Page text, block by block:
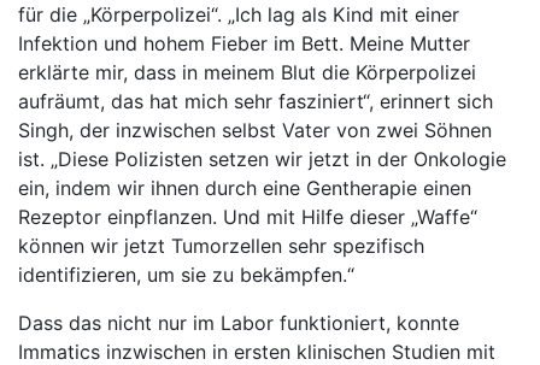
für die „Körperpolizei“. „Ich lag als Kind mit einer
Infektion und hohem Fieber im Bett. Meine Mutter
erklärte mir, dass in meinem Blut die Körperpolizei
aufräumt, das hat mich sehr fasziniert“, erinnert sich
Singh, der inzwischen selbst Vater von zwei Söhnen
ist. „Diese Polizisten setzen wir jetzt in der Onkologie
ein, indem wir ihnen durch eine Gentherapie einen
Rezeptor einpflanzen. Und mit Hilfe dieser „Waffe“
können wir jetzt Tumorzellen sehr spezifisch
identifizieren, um sie zu bekämpfen.“
Dass das nicht nur im Labor funktioniert, konnte
Immatics inzwischen in ersten klinischen Studien mit